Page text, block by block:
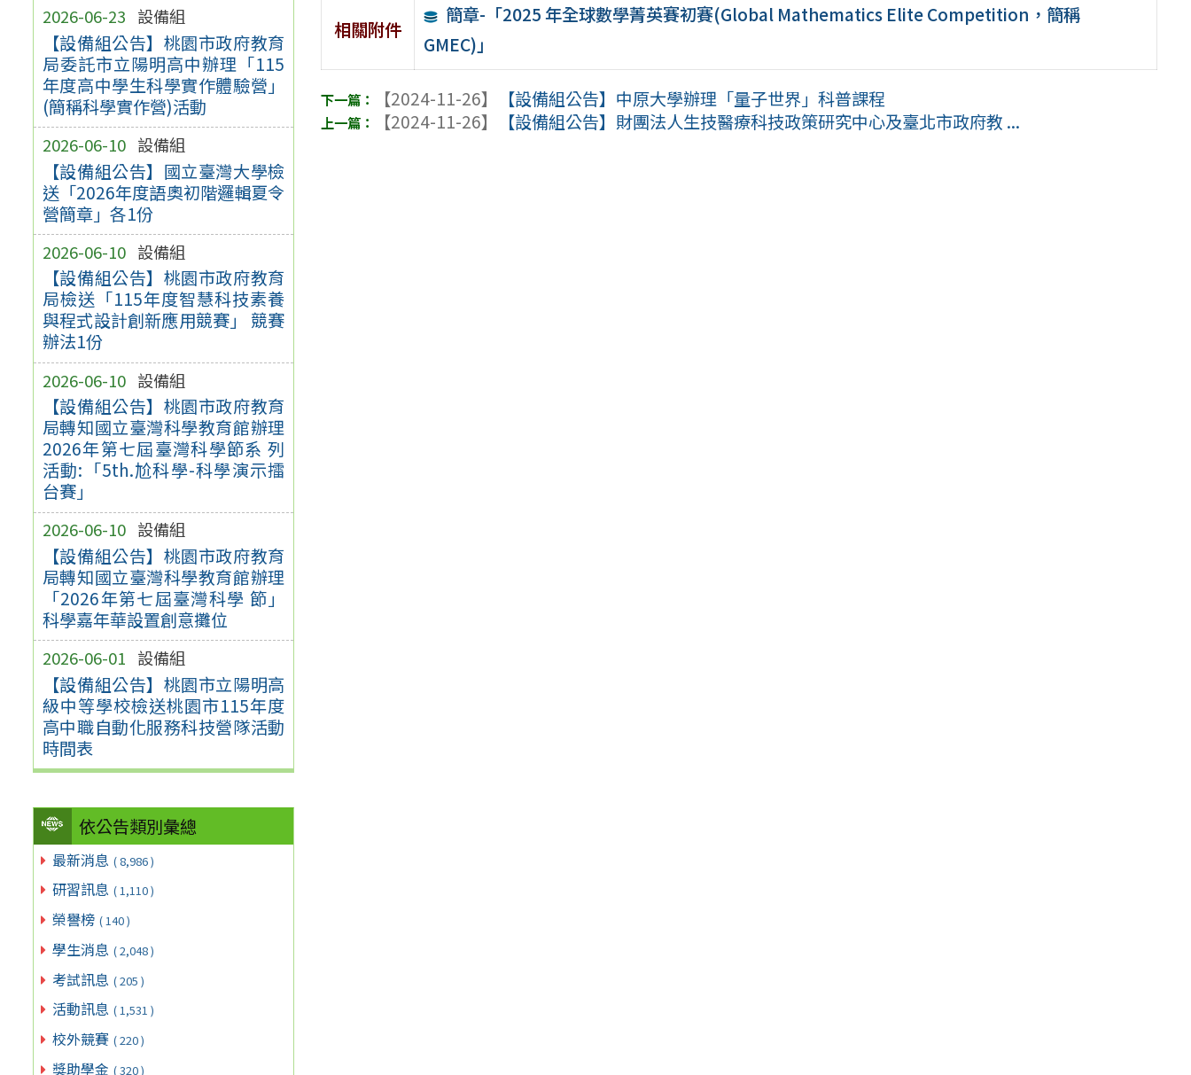
2026-06-23 設備組
【設備組公告】桃園市政府教育
局委託市立陽明高中辦理「115
年度高中學生科學實作體驗營」
(簡稱科學實作營)活動
2026-06-10 設備組
【設備組公告】國立臺灣大學檢
送「2026年度語奧初階邏輯夏令
營簡章」各1份
2026-06-10 設備組
【設備組公告】桃園市政府教育
局檢送「115年度智慧科技素養
與程式設計創新應用競賽」 競賽
辦法1份
2026-06-10 設備組
【設備組公告】桃園市政府教育
局轉知國立臺灣科學教育館辦理
2026年第七屆臺灣科學節系 列
活動:「5th.尬科學-科學演示擂
台賽」
2026-06-10 設備組
【設備組公告】桃園市政府教育
局轉知國立臺灣科學教育館辦理
「2026年第七屆臺灣科學 節」
科學嘉年華設置創意攤位
2026-06-01 設備組
【設備組公告】桃園市立陽明高
級中等學校檢送桃園市115年度
高中職自動化服務科技營隊活動
時間表
依公告類別彙總
最新消息 ( 8,986 )
研習訊息 ( 1,110 )
榮譽榜 ( 140 )
學生消息 ( 2,048 )
考試訊息 ( 205 )
活動訊息 ( 1,531 )
校外競賽 ( 220 )
獎助學金 ( 320 )
相關附件
簡章-「2025 年全球數學菁英賽初賽(Global Mathematics Elite Competition，簡稱
GMEC)」
【2024-11-26】
【設備組公告】中原大學辦理「量子世界」科普課程
【2024-11-26】
【設備組公告】財團法人生技醫療科技政策研究中心及臺北市政府教 ...